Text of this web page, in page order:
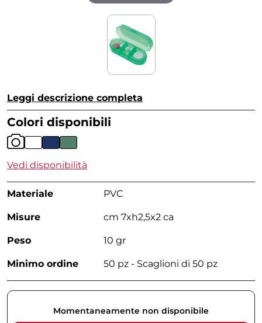
Leggi descrizione completa
Colori disponibili
Vedi disponibilità
Materiale PVC
Misure cm 7xh2,5x2 ca
Peso 10 gr
Minimo ordine 50 pz - Scaglioni di 50 pz
Momentaneamente non disponibile